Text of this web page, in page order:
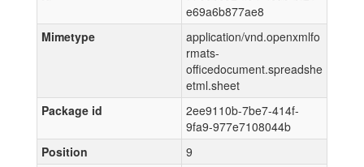
e69a6b877ae8
Mimetype
application/vnd.openxmlfo
rmats-
officedocument.spreadshe
etml.sheet
Package id
2ee9110b-7be7-414f-
9fa9-977e7108044b
Position
9